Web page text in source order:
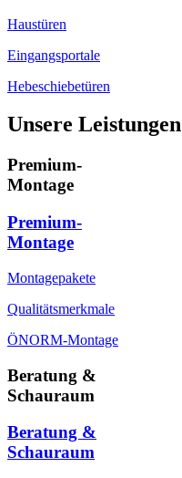
Haustüren
Eingangsportale
Hebeschiebetüren
Unsere Leistungen
Premium-
Montage
Premium-
Montage
Montagepakete
Qualitätsmerkmale
ÖNORM-Montage
Beratung &
Schauraum
Beratung &
Schauraum